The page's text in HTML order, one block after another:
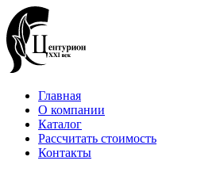
Главная
О компании
Каталог
Рассчитать стоимость
Контакты